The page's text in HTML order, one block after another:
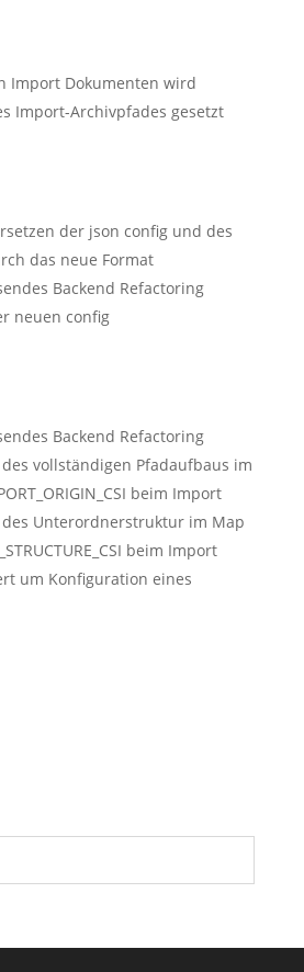
Import Dokumenten wird
Import-Archivpfades gesetzt
der json config und des
das neue Format
Backend Refactoring
neuen config
Backend Refactoring
vollständigen Pfadaufbaus im
beim Import
des Unterordnerstruktur im Map
beim Import
um Konfiguration eines